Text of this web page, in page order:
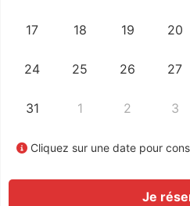
17 18 19 20
24 25 26 27
31 1 2 3
Cliquez sur une date pour
Je